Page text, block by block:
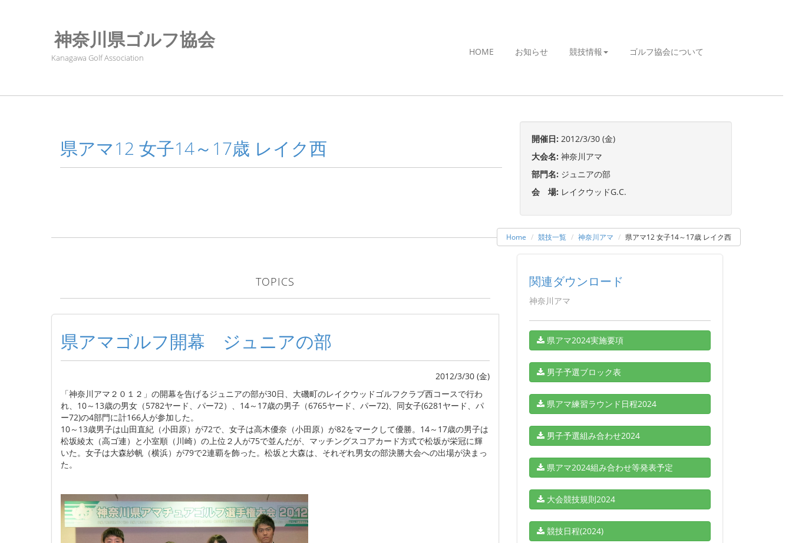
神奈川県ゴルフ協会
Kanagawa Golf Association
HOME お知らせ 競技情報 ゴルフ協会について
県アマ12 女子14～17歳 レイク西 開催日: 2012/3/30 (金)
大会名: 神奈川アマ
部門名: ジュニアの部
会 場: レイクウッドG.C.
Home 競技一覧 神奈川アマ 県アマ12 女子14～17歳 レイク西
TOPICS
県アマゴルフ開幕 ジュニアの部
2012/3/30 (金)
「神奈川アマ２０１２」の開幕を告げるジュニアの部が30日、大磯町のレイクウッドゴルフクラブ西コースで行わ
れ、10～13歳の男女（5782ヤード、パー72）、14～17歳の男子（6765ヤード、パー72)、同女子(6281ヤード、パ
ー72)の4部門に計166人が参加した。
10～13歳男子は山田直紀（小田原）が72で、女子は高木優奈（小田原）が82をマークして優勝。14～17歳の男子は
松坂綾太（高ゴ連）と小室順（川崎）の上位２人が75で並んだが、マッチングスコアカード方式で松坂が栄冠に輝
いた。女子は大森紗帆（横浜）が79で2連覇を飾った。松坂と大森は、それぞれ男女の部決勝大会への出場が決まっ
た。
関連ダウンロード
神奈川アマ
県アマ2024実施要項
男子予選ブロック表
県アマ練習ラウンド日程2024
男子予選組み合わせ2024
県アマ2024組み合わせ等発表予定
大会競技規則2024
競技日程(2024)